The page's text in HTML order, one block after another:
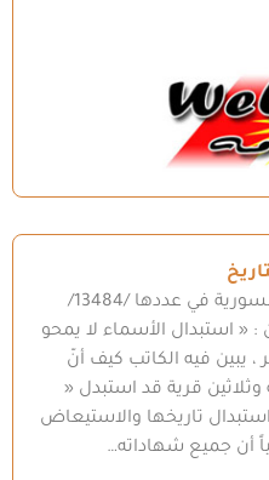
صحيفة الثورة السورية في عددها /13484/
بعنوان : « استبدال الأسماء لا يمحو
، يبين فيه الكاتب كيف أنّ
قرية قد استبدل «
تاريخها والاستيعاض
أن جميع شهاداته…